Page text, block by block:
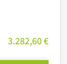
3.282,60 €